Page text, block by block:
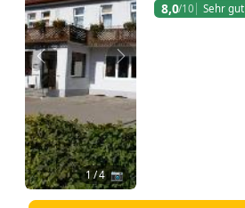
Zurück Weiter
1/ 4 📷
8,0/10 Sehr gut